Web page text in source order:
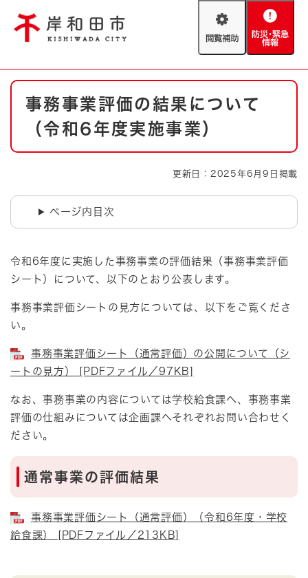
閲
助
防
緊
情
やさしい日本語
防災・緊急情報 救急・消防
ハザードマップ AED設置箇所
本
事務事業評価の結果について
（令和6年度実施事業）
更新日：2025年6月9日掲載
ページ内目次
令和6年度に実施した事務事業の評価結果（事務事業評価
シート）について、以下のとおり公表します。
事務事業評価シートの見方については、以下をご覧くださ
い。
事務事業評価シート（通常評価）の公開について（シ
ートの見方） [PDFファイル／97KB]
なお、事務事業の内容については学校給食課へ、事務事業
評価の仕組みについては企画課へそれぞれお問い合わせく
ださい。
通常事業の評価結果
事務事業評価シート（通常評価）（令和6年度・学校
給食課） [PDFファイル／213KB]